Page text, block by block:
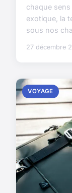
chaque
exotique, la
sous nos
27 décembre
VOYAGE